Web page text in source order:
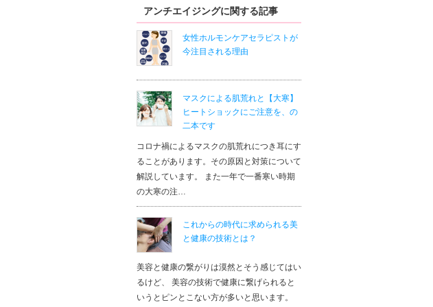
アンチエイジングに関する記事
女性ホルモンケアセラピストが
今注目される理由
マスクによる肌荒れと【大寒】
ヒートショックにご注意を、の
二本です
コロナ禍によるマスクの肌荒れにつき耳にす
ることがあります。その原因と対策について
解説しています。 また一年で一番寒い時期
の大寒の注…
これからの時代に求められる美
と健康の技術とは？
美容と健康の繋がりは漠然とそう感じてはい
るけど、 美容の技術で健康に繋げられると
いうとピンとこない方が多いと思います。